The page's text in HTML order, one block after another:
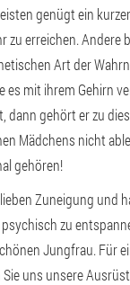
genügt ein
zu erreichen. Andere
Art der
es mit ihrem Gehirn
gehört er zu
Mädchens nicht
gehören!
Zuneigung und
zu
Jungfrau. Für
uns unsere